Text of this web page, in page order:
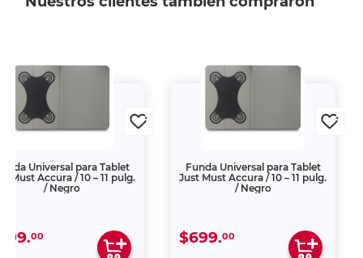
Universal para Tablet
Must Accura / 10 – 11 pulg.
/ Negro
00
Funda Universal para Tablet
Just Must Accura / 10 – 11 pulg.
/ Negro
$699.00